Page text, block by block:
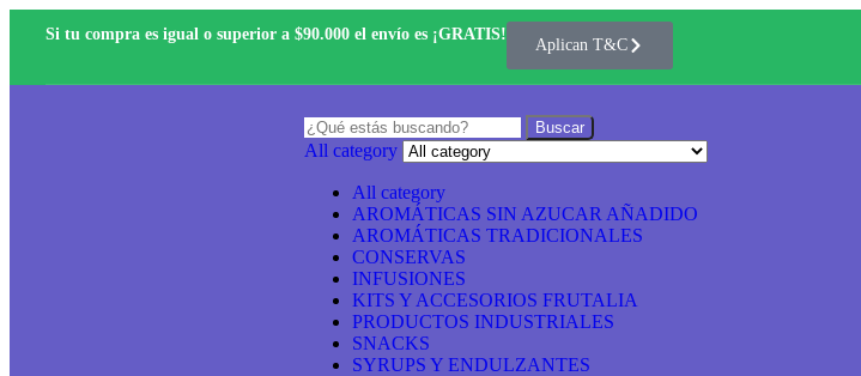
Si tu compra es igual o superior a $90.000 el envío es ¡GRATIS!
Aplican T&C
Buscar
All category
All category
AROMÁTICAS SIN AZUCAR AÑADIDO
AROMÁTICAS TRADICIONALES
CONSERVAS
INFUSIONES
KITS Y ACCESORIOS FRUTALIA
PRODUCTOS INDUSTRIALES
SNACKS
SYRUPS Y ENDULZANTES